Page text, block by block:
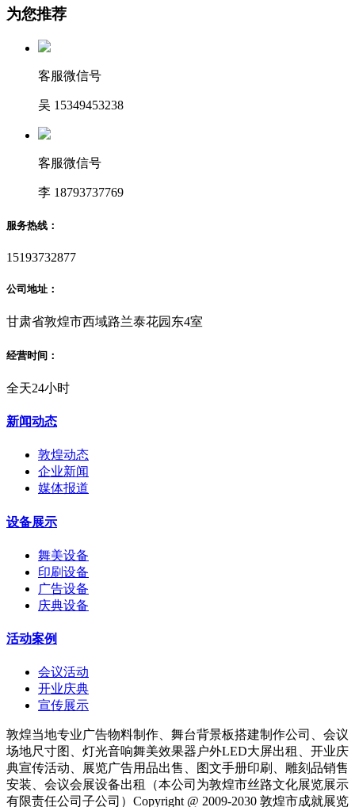
为您推荐
客服微信号
吴 15349453238
客服微信号
李 18793737769
服务热线：
15193732877
公司地址：
甘肃省敦煌市西域路兰泰花园东4室
经营时间：
全天24小时
新闻动态
敦煌动态
企业新闻
媒体报道
设备展示
舞美设备
印刷设备
广告设备
庆典设备
活动案例
会议活动
开业庆典
宣传展示
敦煌当地专业广告物料制作、舞台背景板搭建制作公司、会议
场地尺寸图、灯光音响舞美效果器户外LED大屏出租、开业庆
典宣传活动、展览广告用品出售、图文手册印刷、雕刻品销售
安装、会议会展设备出租（本公司为敦煌市丝路文化展览展示
有限责任公司子公司）Copyright @ 2009-2030 敦煌市成就展览